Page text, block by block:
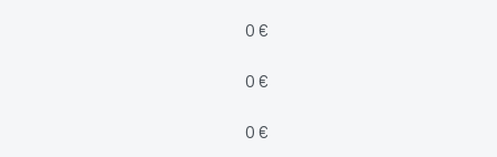
0 €
0 €
0 €